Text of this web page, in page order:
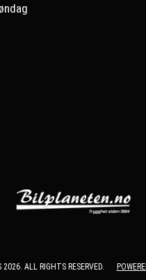
ALL RIGHTS RESERVED.